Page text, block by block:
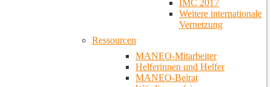
IMC 2017
Weitere internationale
Vernetzung
Ressourcen
MANEO-Mitarbeiter
Helferinnen und Helfer
MANEO-Beirat